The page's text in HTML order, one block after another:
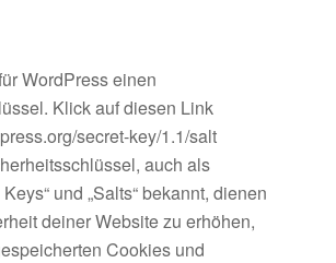
WordPress einen
Klick auf diesen Link
secret-key/1.1/salt
auch als
und „Salts“ bekannt, dienen
deiner Website zu erhöhen,
Cookies und